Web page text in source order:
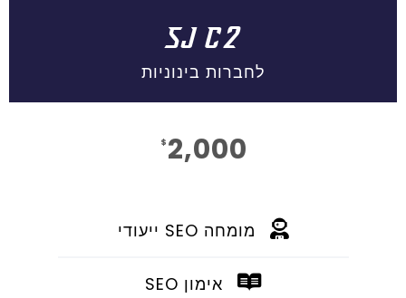
SJ C2
לחברות בינוניות
$ 2,000
מומחה SEO ייעודי
אימון SEO